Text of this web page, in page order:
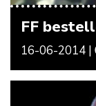
FF
16-06-2014 |